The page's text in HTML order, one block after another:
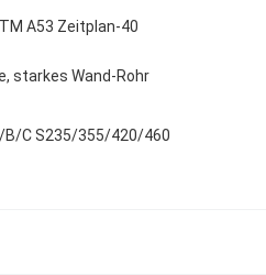
A53 Zeitplan-40
starkes Wand-Rohr
B/C S235/355/420/460